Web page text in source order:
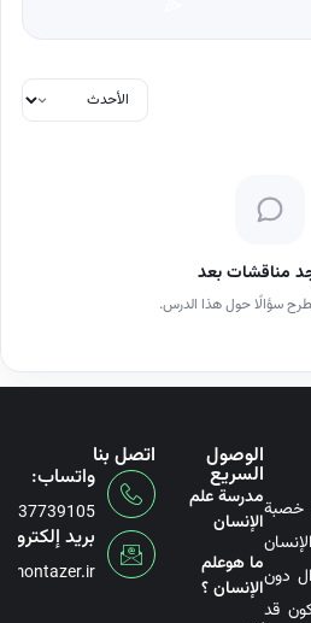
مناقشات بعد
سؤالًا حول هذا الدرس.
خصبة
دون
قد
الوصول
السريع
مدرسة علم
الإنسان
ما هوعلم
الإنسان ؟
اتصل بنا
واتساب:
بريد